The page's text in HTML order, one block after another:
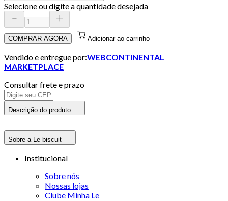
Selecione ou digite a quantidade desejada
COMPRAR AGORA Adicionar ao carrinho
Vendido e entregue por:WEBCONTINENTAL
MARKETPLACE
Consultar frete e prazo
Descrição do produto
Sobre a Le biscuit
Institucional
Sobre nós
Nossas lojas
Clube Minha Le